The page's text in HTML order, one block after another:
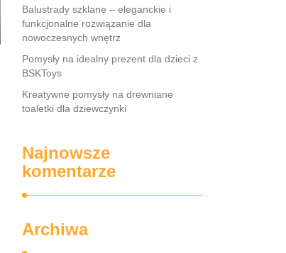
Balustrady szklane – eleganckie i
funkcjonalne rozwiązanie dla
nowoczesnych wnętrz
Pomysły na idealny prezent dla dzieci z
BSKToys
Kreatywne pomysły na drewniane
toaletki dla dziewczynki
Najnowsze
komentarze
Archiwa